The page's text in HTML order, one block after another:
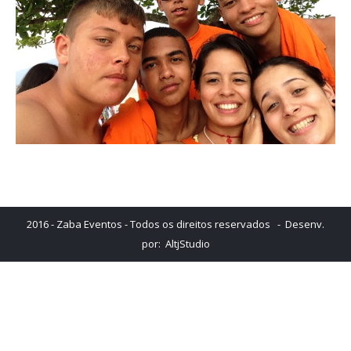
2016 - Zaba Eventos - Todos os direitos reservados - Desenv.
por: AltjStudio